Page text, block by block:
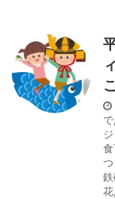
で,
つ
花,